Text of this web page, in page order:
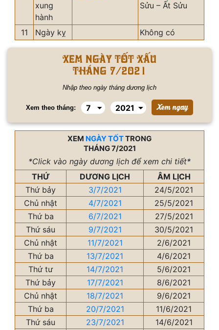
xung
hành
Sửu – Ất Sửu
11 Ngày kỵ Không có
Xem ngày tốt xấu
tháng 7/2021
Nhập theo ngày tháng dương lịch
Xem theo tháng:
XEM NGÀY TỐTTRONG
THÁNG 7/2021
*Click vào ngày dương lịch để xem chi tiết*
THỨ
DƯƠNG LỊCH
ÂM LỊCH
Thứ bảy
3/7/2021
24/5/2021
Chủ nhật
4/7/2021
25/5/2021
Thứ ba
6/7/2021
27/5/2021
Thứ sáu
9/7/2021
30/5/2021
Chủ nhật
11/7/2021
2/6/2021
Thứ ba
13/7/2021
4/6/2021
Thứ tư
14/7/2021
5/6/2021
Thứ bảy
17/7/2021
8/6/2021
Chủ nhật
18/7/2021
9/6/2021
Thứ ba
20/7/2021
11/6/2021
Thứ sáu
23/7/2021
14/6/2021